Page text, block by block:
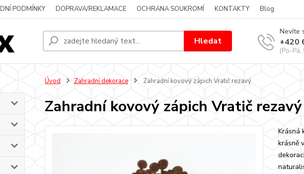
PODMÍNKY DOPRAVA/REKLAMACE OCHRANA SOUKROMÍ KONTAKTY Blog
Hledat
Nevíte
+420
(Po-
Úvod Zahradní dekorace Zahradní kovový zápich Vratič rezavý
Zahradní kovový zápich Vratič rezavý
Krásná
krásně